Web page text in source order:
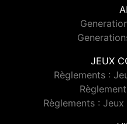
JEUX
Règlements :
Règlements :